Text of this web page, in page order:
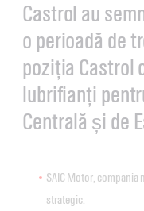
Castrol au
o perioadă de
poziția Castrol
lubrifianți
Centrală și de
SAIC Motor, compania
strategic.